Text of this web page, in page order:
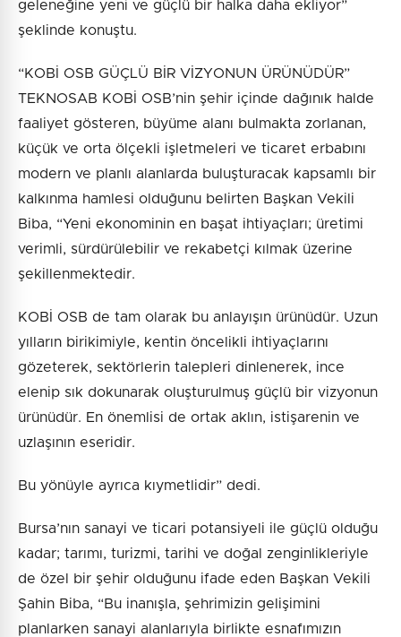
geleneğine yeni ve güçlü bir halka daha ekliyor”
şeklinde konuştu.
“KOBİ OSB GÜÇLÜ BİR VİZYONUN ÜRÜNÜDÜR”
TEKNOSAB KOBİ OSB’nin şehir içinde dağınık halde
faaliyet gösteren, büyüme alanı bulmakta zorlanan,
küçük ve orta ölçekli işletmeleri ve ticaret erbabını
modern ve planlı alanlarda buluşturacak kapsamlı bir
kalkınma hamlesi olduğunu belirten Başkan Vekili
Biba, “Yeni ekonominin en başat ihtiyaçları; üretimi
verimli, sürdürülebilir ve rekabetçi kılmak üzerine
şekillenmektedir.
KOBİ OSB de tam olarak bu anlayışın ürünüdür. Uzun
yılların birikimiyle, kentin öncelikli ihtiyaçlarını
gözeterek, sektörlerin talepleri dinlenerek, ince
elenip sık dokunarak oluşturulmuş güçlü bir vizyonun
ürünüdür. En önemlisi de ortak aklın, istişarenin ve
uzlaşının eseridir.
Bu yönüyle ayrıca kıymetlidir” dedi.
Bursa’nın sanayi ve ticari potansiyeli ile güçlü olduğu
kadar; tarımı, turizmi, tarihi ve doğal zenginlikleriyle
de özel bir şehir olduğunu ifade eden Başkan Vekili
Şahin Biba, “Bu inanışla, şehrimizin gelişimini
planlarken sanayi alanlarıyla birlikte esnafımızın